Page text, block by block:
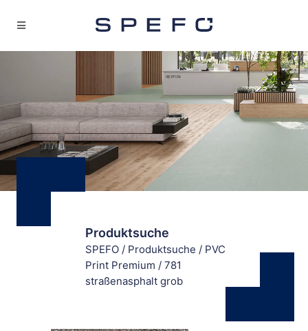
Produktsuche
SPEFO / Produktsuche / PVC
Print Premium / 781
straßenasphalt grob